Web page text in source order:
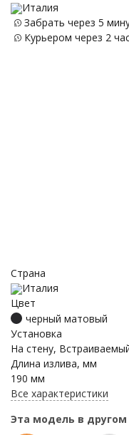
Италия
Забрать через 5
Курьером через 2
Страна
Италия
Цвет
черный матовый
Установка
На стену,
Длина излива, мм
190 мм
Все характеристики
Эта модель в другом